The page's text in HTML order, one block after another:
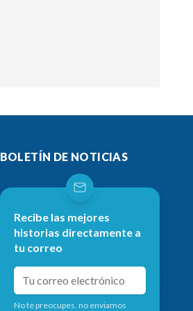
BOLETÍN DE NOTICIAS
Recibe las mejores
historias directamente a
tu correo
No te preocupes, no enviamos